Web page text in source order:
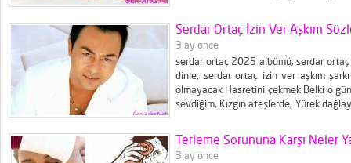
bayanları oldukça rahatsız eden...
Serdar Ortaç İzin Ver Aşkım
3 ay önce
serdar ortaç 2025 albümü, serdar ortaç
dinle, serdar ortaç izin ver aşkım
olmayacak Hasretini çekmek Belki o
sevdiğim, Kızgın ateşlerde, Yürek
Terleme Sorununa Karşı Neler
3 ay önce